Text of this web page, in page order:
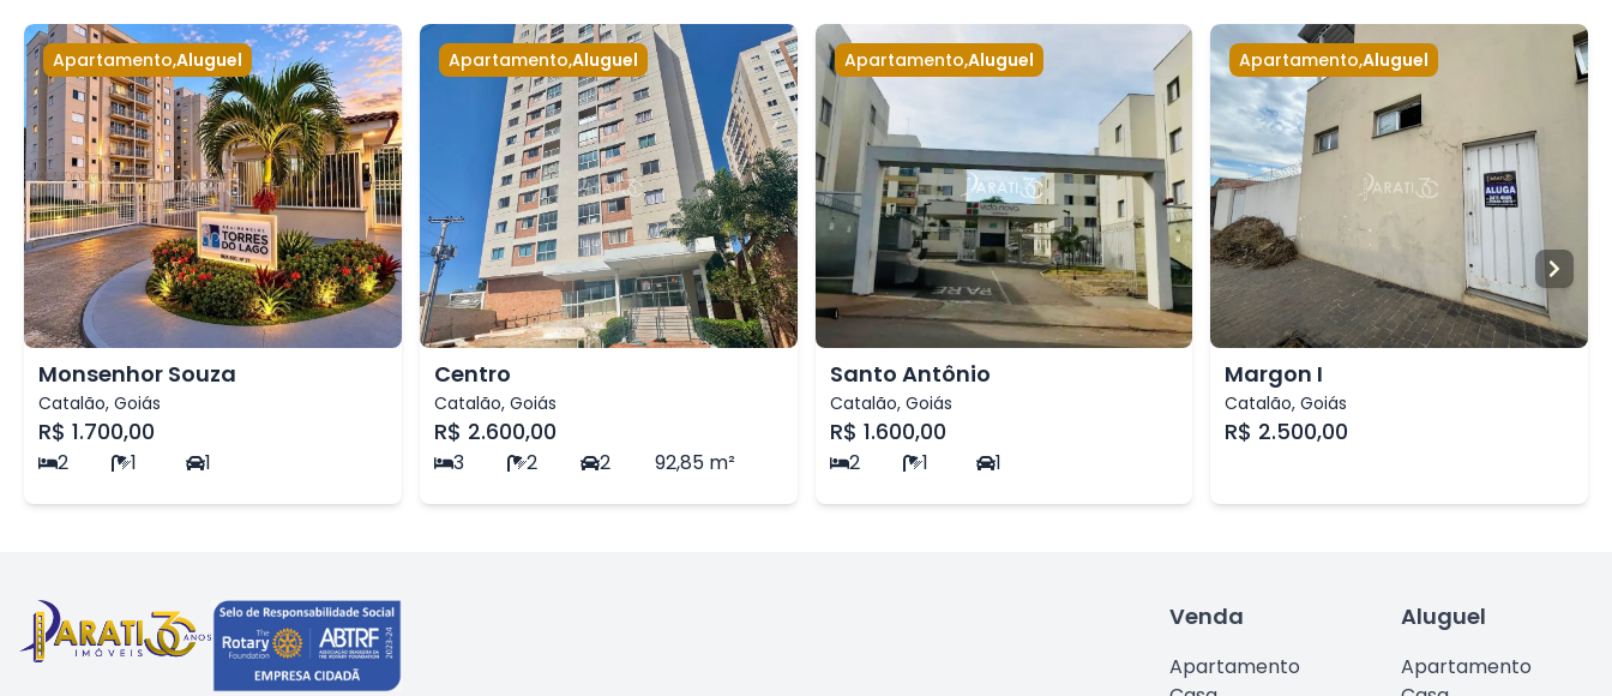
Apartamento,Aluguel
Monsenhor Souza
Catalão, Goiás
R$ 1.700,00
2 1 1
Apartamento,Aluguel
Centro
Catalão, Goiás
R$ 2.600,00
3 2 2 92,85 m²
Apartamento,Aluguel
Santo Antônio
Catalão, Goiás
R$ 1.600,00
2 1 1
Apartamento,Aluguel
Margon I
Catalão,Goiás
R$ 2.500,00
Aluguel
Apartamento
Venda
Apartamento